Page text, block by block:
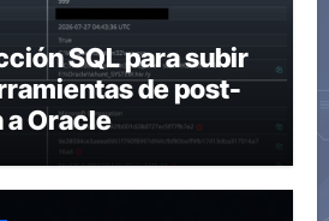
SQL para subir
de post-
Oracle